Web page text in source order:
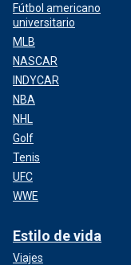
Fútbol americano
universitario
MLB
NASCAR
INDYCAR
NBA
NHL
Golf
Tenis
UFC
WWE
Estilo de vida
Viajes